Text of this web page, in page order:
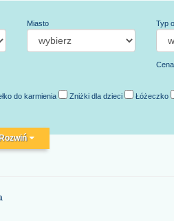
Miasto Typ
do karmienia Zniżki dla dzieci Łóżeczko
Rozwiń